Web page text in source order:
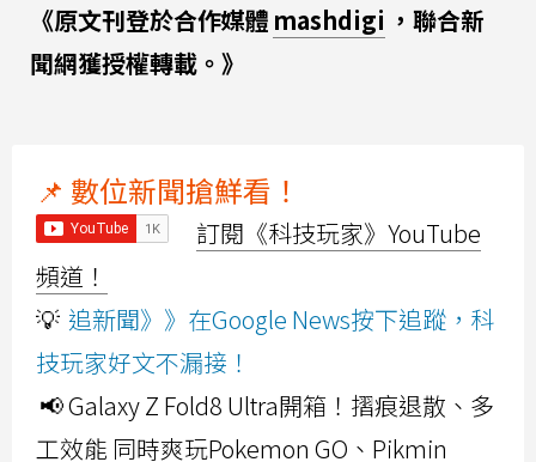
《原文刊登於合作媒體 mashdigi ，聯合新
聞網獲授權轉載。》
📌 數位新聞搶鮮看！
訂閱《科技玩家》YouTube
頻道！
💡 追新聞》》在Google News按下追蹤，科
技玩家好文不漏接！
📢 Galaxy Z Fold8 Ultra開箱！摺痕退散、多
工效能 同時爽玩Pokemon GO、Pikmin